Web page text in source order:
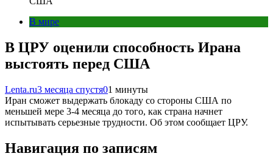
В мире
В ЦРУ оценили способность Ирана
выстоять перед США
Lenta.ru3 месяца спустя01 минуты
Иран сможет выдержать блокаду со стороны США по
меньшей мере 3-4 месяца до того, как страна начнет
испытывать серьезные трудности. Об этом сообщает ЦРУ.
Навигация по записям